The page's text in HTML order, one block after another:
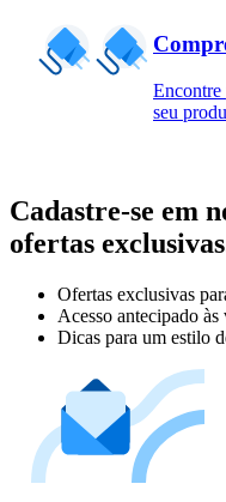
Encontre
seu
Cadastre-se em
ofertas
Ofertas exclusivas
Acesso antecipado às
Dicas para um estilo